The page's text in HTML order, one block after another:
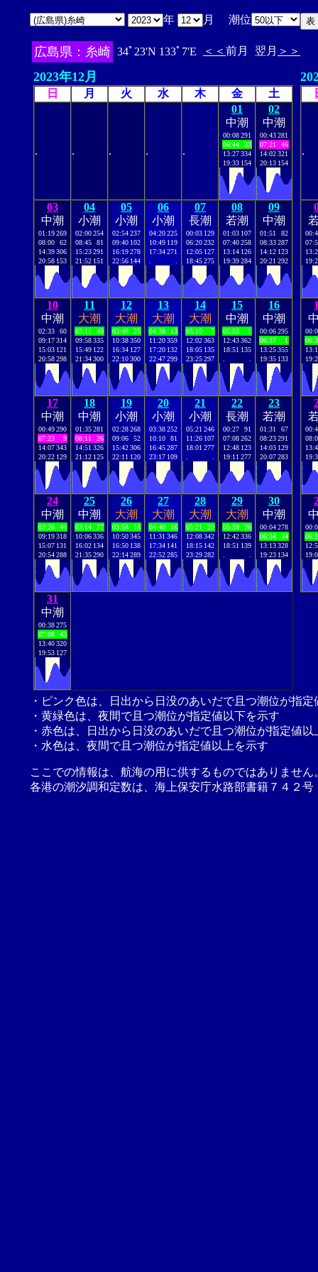
年 月 潮位
広島県：糸崎 34ﾟ23'N 133ﾟ7'E ＜＜ 前月 翌月 ＞＞
2023年12月
日 月 火 水 木 金 土
. . . . .
01
中潮
00:08291
06:44
33
13:27334
19:33 154
02
中潮
00:43281
07:21
46
14:02321
20:13 154
03
中潮
01:19269
08:00
62
14:39306
20:58 153
04
小潮
02:00254
08:45
81
15:23291
21:52 151
05
小潮
02:54237
09:40 102
16:19278
22:56 144
06
小潮
04:20225
10:49 119
17:34271
07
長潮
00:03 129
06:20232
12:05 127
18:45275
08
若潮
01:03 107
07:40258
13:14 126
19:39284
09
中潮
01:51
82
08:33287
14:12 123
20:21 292
10
中潮
02:33
60
09:17314
15:03 121
20:58298
11
大潮
03:11
40
09:58335
15:49 122
21:34300
12
大潮
03:49
25
10:38350
16:34 127
22:10300
13
大潮
04:28
13
11:20359
17:20 132
22:47299
14
大潮
05:10
5
12:02363
18:05 135
23:25297
15
中潮
05:53
1
12:43362
18:51 135
16
中潮
00:06295
06:37
1
13:25355
19:35 133
17
中潮
00:49290
07:23
9
14:07343
20:22 129
18
中潮
01:35281
08:11
26
14:51 326
21:12 125
19
小潮
02:28268
09:06
52
15:42306
22:11 120
20
小潮
03:38252
10:10
81
16:45287
23:17 109
21
小潮
05:21 246
11:26 107
18:01 277
22
長潮
00:27
91
07:08262
12:48 123
19:11 277
23
若潮
01:31
67
08:23291
14:03 129
20:07283
24
中潮
02:26
44
09:19318
15:07 131
20:54288
25
中潮
03:14
27
10:06336
16:02 134
21:35290
26
大潮
03:58
18
10:50345
16:50 138
22:14289
27
大潮
04:40
16
11:31 346
17:34 141
22:52285
28
大潮
05:21
20
12:08342
18:15 142
23:29282
29
大潮
05:59
26
12:42336
18:51 139
30
中潮
00:04278
06:34
34
13:13328
19:23 134
31
中潮
00:38275
07:08
43
13:40320
19:53 127
.
・ピンク色は、日出から日没のあいだで且つ潮位が指
・黄緑色は、夜間で且つ潮位が指定値以下を示す
・赤色は、日出から日没のあいだで且つ潮位が指定値以
・水色は、夜間で且つ潮位が指定値以上を示す
ここでの情報は、航海の用に供するものではありませ
各港の潮汐調和定数は、海上保安庁水路部書籍７４２